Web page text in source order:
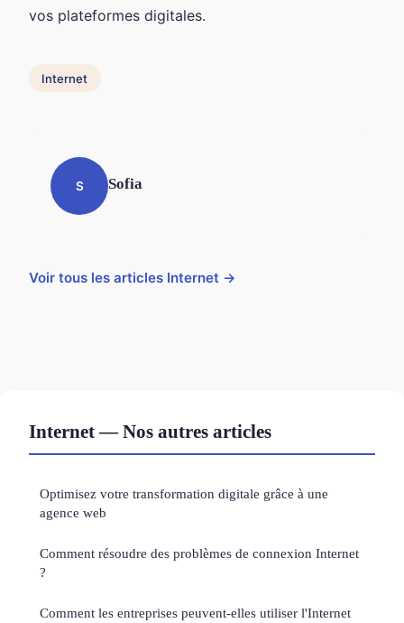
vos plateformes digitales.
Internet
S Sofia
Voir tous les articles Internet →
Internet — Nos autres articles
Optimisez votre transformation digitale grâce à une
agence web
Comment résoudre des problèmes de connexion Internet
?
Comment les entreprises peuvent-elles utiliser l'Internet